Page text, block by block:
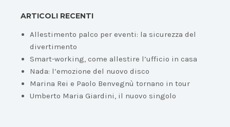
ARTICOLI RECENTI
Allestimento palco per eventi: la sicurezza del
divertimento
Smart-working, come allestire l’ufficio in casa
Nada: l’emozione del nuovo disco
Marina Rei e Paolo Benvegnù tornano in tour
Umberto Maria Giardini, il nuovo singolo